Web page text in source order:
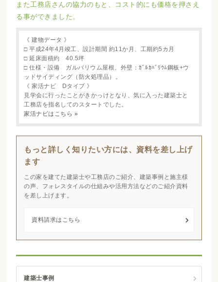
また工務店さんの協力のもと、コスト的にも価格を押さえ
る事ができました。
《 建物データ 》
□ 平成24年4月竣工、設計期間 約11か月、工期約5カ月
□ 延床面積約 40.5坪
□ 仕様・設備 ガルバリウム屋根、外壁：ｶﾞﾙｶﾊﾞﾘｳﾑ鋼板+ウ
ッドサイディング（防火処理品）。
《 家活ナビ Dタイプ 》
見学会に行ったことがきかっけとなり、気に入った建築士と
工務店を指名してのスタートでした。
家活ナビはこちら »
もっと詳しく知りたい方には、資料を差し上げ
ます
この家を建てた建築士や工務店のご紹介、建築事例と施主様
の声、フォレスタイルの仕組みや活用方法などのご紹介資料
を差し上げます。
資料請求はこちら
建築士事例